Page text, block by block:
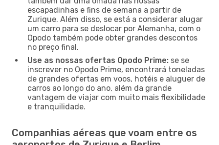
escapadinhas e fins de semana a partir de
Zurique. Além disso, se está a considerar alugar
um carro para se deslocar por Alemanha, com o
Opodo também pode obter grandes descontos
no preço final.
Use as nossas ofertas Opodo Prime: se se
inscrever no Opodo Prime, encontrará toneladas
de grandes ofertas em voos, hotéis e aluguer de
carros ao longo do ano, além da grande
vantagem de viajar com muito mais flexibilidade
e tranquilidade.
Companhias aéreas que voam entre os